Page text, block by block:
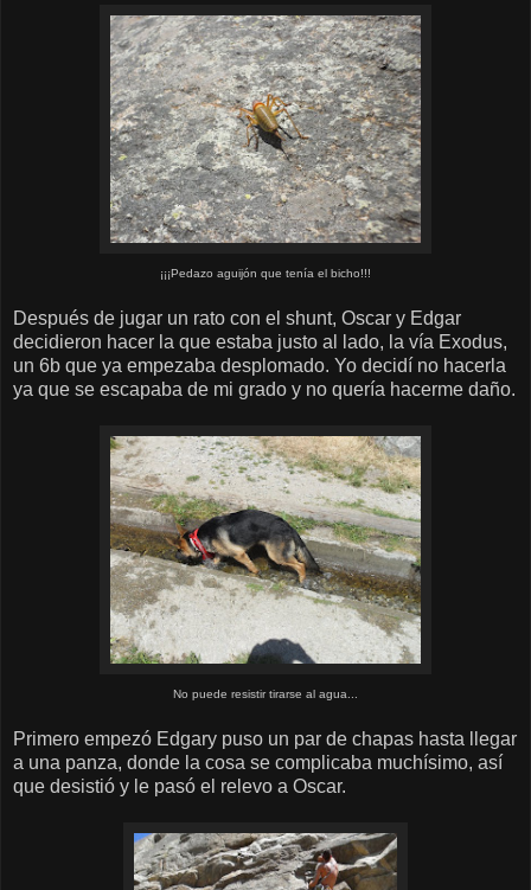
¡¡¡Pedazo aguijón que tenía el bicho!!!
Después de jugar un rato con el shunt, Oscar y Edgar
decidieron hacer la que estaba justo al lado, la vía Exodus,
un 6b que ya empezaba desplomado. Yo decidí no hacerla
ya que se escapaba de mi grado y no quería hacerme daño.
No puede resistir tirarse al agua...
Primero empezó Edgary puso un par de chapas hasta llegar
a una panza, donde la cosa se complicaba muchísimo, así
que desistió y le pasó el relevo a Oscar.